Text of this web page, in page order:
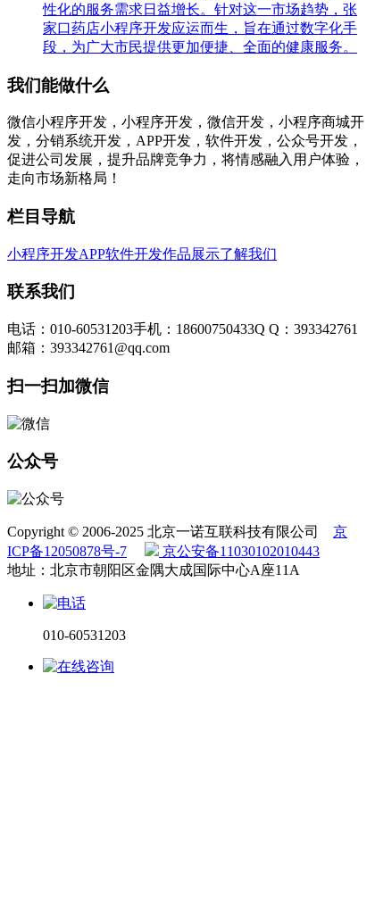
性化的服务需求日益增长。针对这一市场趋势，张
家口药店小程序开发应运而生，旨在通过数字化手
段，为广大市民提供更加便捷、全面的健康服务。
我们能做什么
微信小程序开发，小程序开发，微信开发，小程序商城开
发，分销系统开发，APP开发，软件开发，公众号开发，
促进公司发展，提升品牌竞争力，将情感融入用户体验，
走向市场新格局！
栏目导航
小程序开发APP软件开发作品展示了解我们
联系我们
电话：010-60531203手机：18600750433Q Q：393342761
邮箱：393342761@qq.com
扫一扫加微信
公众号
Copyright © 2006-2025 北京一诺互联科技有限公司 京
ICP备12050878号-7
京公安备11030102010443
地址：北京市朝阳区金隅大成国际中心A座11A
010-60531203